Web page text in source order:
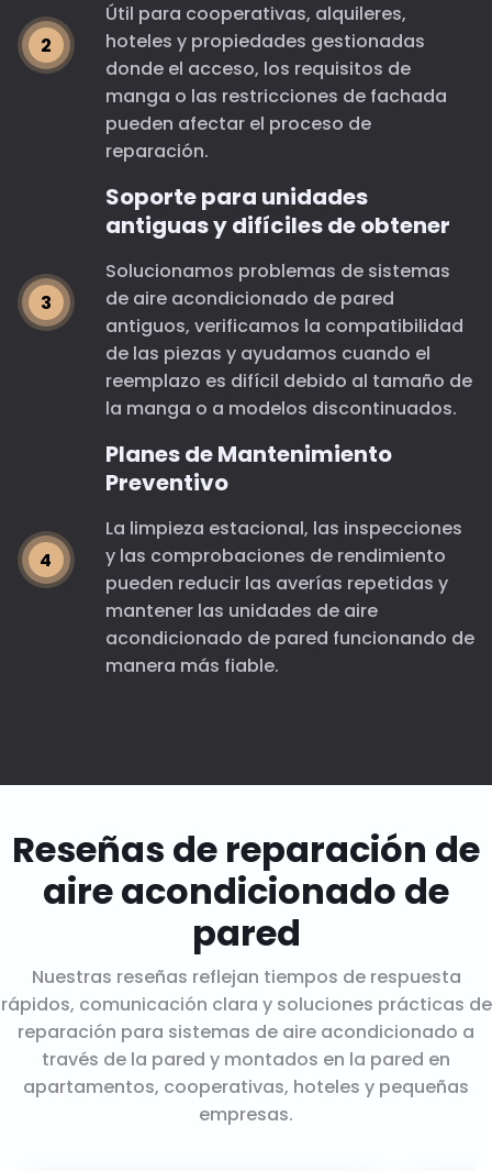
Útil para cooperativas, alquileres,
hoteles y propiedades gestionadas
donde el acceso, los requisitos de
manga o las restricciones de fachada
pueden afectar el proceso de
reparación.
Soporte para unidades
antiguas y difíciles de obtener
Solucionamos problemas de sistemas
de aire acondicionado de pared
antiguos, verificamos la compatibilidad
de las piezas y ayudamos cuando el
reemplazo es difícil debido al tamaño de
la manga o a modelos discontinuados.
Planes de Mantenimiento
Preventivo
La limpieza estacional, las inspecciones
y las comprobaciones de rendimiento
pueden reducir las averías repetidas y
mantener las unidades de aire
acondicionado de pared funcionando de
manera más fiable.
Reseñas de reparación de
aire acondicionado de
pared
Nuestras reseñas reflejan tiempos de respuesta
rápidos, comunicación clara y soluciones prácticas de
reparación para sistemas de aire acondicionado a
través de la pared y montados en la pared en
apartamentos, cooperativas, hoteles y pequeñas
empresas.